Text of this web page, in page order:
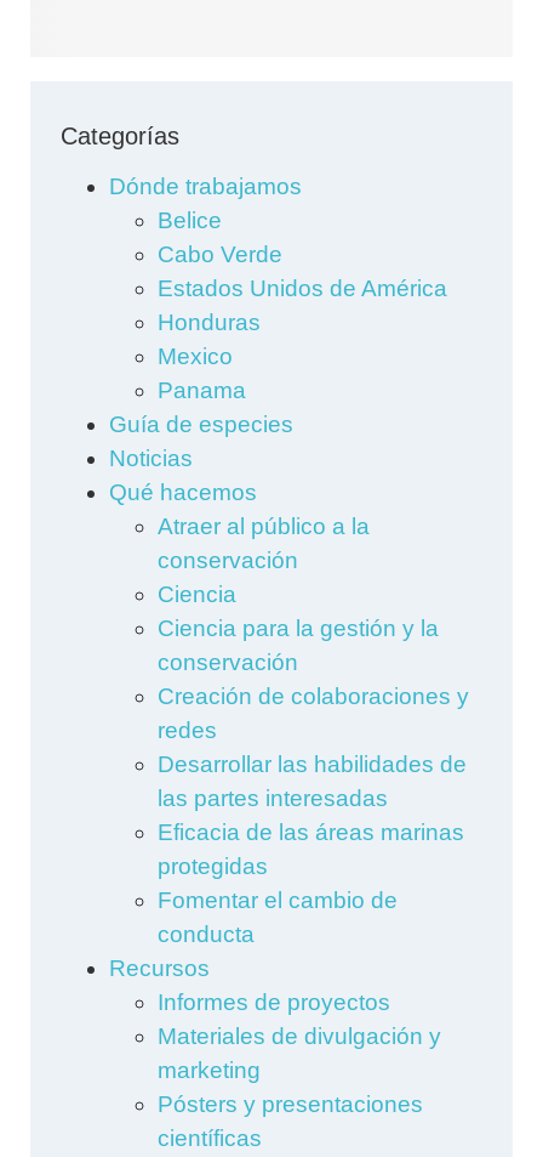
Categorías
Dónde trabajamos
Belice
Cabo Verde
Estados Unidos de América
Honduras
Mexico
Panama
Guía de especies
Noticias
Qué hacemos
Atraer al público a la
conservación
Ciencia
Ciencia para la gestión y la
conservación
Creación de colaboraciones y
redes
Desarrollar las habilidades de
las partes interesadas
Eficacia de las áreas marinas
protegidas
Fomentar el cambio de
conducta
Recursos
Informes de proyectos
Materiales de divulgación y
marketing
Pósters y presentaciones
científicas